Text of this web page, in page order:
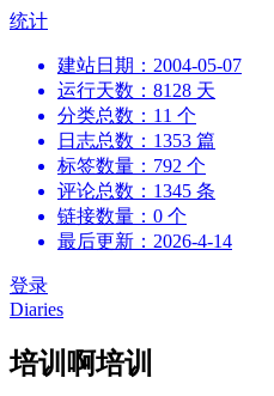
跳
统计
建站日期：2004-05-07
运行天数：8128 天
分类总数：11 个
日志总数：1353 篇
标签数量：792 个
评论总数：1345 条
链接数量：0 个
最后更新：2026-4-14
登录
Diaries
培训啊培训